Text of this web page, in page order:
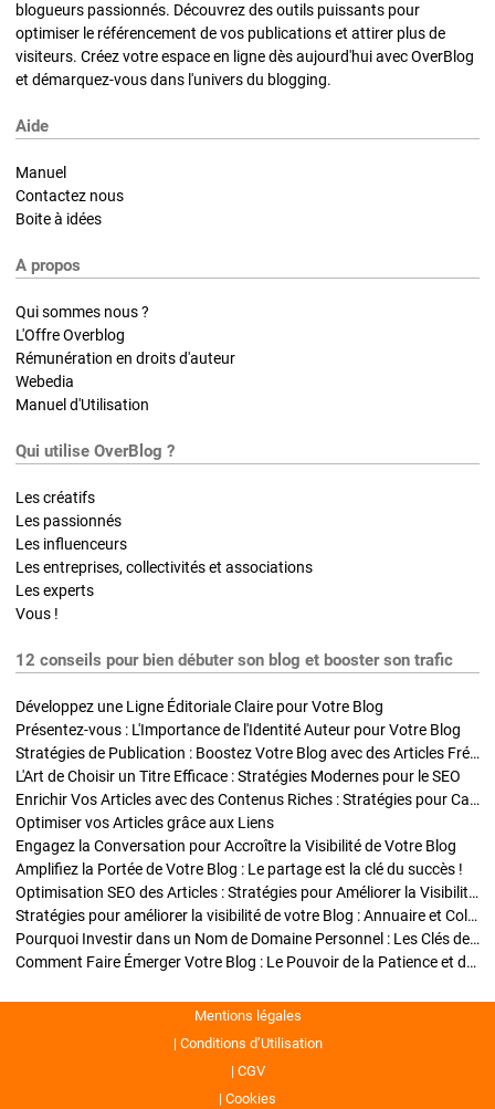
blogueurs passionnés. Découvrez des outils puissants pour
optimiser le référencement de vos publications et attirer plus de
visiteurs. Créez votre espace en ligne dès aujourd'hui avec OverBlog
et démarquez-vous dans l'univers du blogging.
Aide
Manuel
Contactez nous
Boite à idées
A propos
Qui sommes nous ?
L'Offre Overblog
Rémunération en droits d'auteur
Webedia
Manuel d'Utilisation
Qui utilise OverBlog ?
Les créatifs
Les passionnés
Les influenceurs
Les entreprises, collectivités et associations
Les experts
Vous !
12 conseils pour bien débuter son blog et booster son trafic
Développez une Ligne Éditoriale Claire pour Votre Blog
Présentez-vous : L'Importance de l'Identité Auteur pour Votre Blog
Stratégies de Publication : Boostez Votre Blog avec des Articles Fréquents et Exclusifs
L'Art de Choisir un Titre Efficace : Stratégies Modernes pour le SEO
Enrichir Vos Articles avec des Contenus Riches : Stratégies pour Captiver et Optimiser
Optimiser vos Articles grâce aux Liens
Engagez la Conversation pour Accroître la Visibilité de Votre Blog
Amplifiez la Portée de Votre Blog : Le partage est la clé du succès !
Optimisation SEO des Articles : Stratégies pour Améliorer la Visibilité de Votre Blog
Stratégies pour améliorer la visibilité de votre Blog : Annuaire et Collaborations
Pourquoi Investir dans un Nom de Domaine Personnel : Les Clés de la Réussite de Votre Blog
Comment Faire Émerger Votre Blog : Le Pouvoir de la Patience et de la Persévérance
Mentions légales
Conditions d’Utilisation
CGV
Cookies